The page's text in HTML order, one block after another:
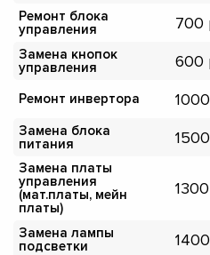
Ремонт блока
управления
700
Замена кнопок
управления
600
Ремонт инвертора 1000
Замена блока
питания
1500
Замена платы
управления
(мат.платы, мейн
платы)
1300
Замена лампы
подсветки
1400